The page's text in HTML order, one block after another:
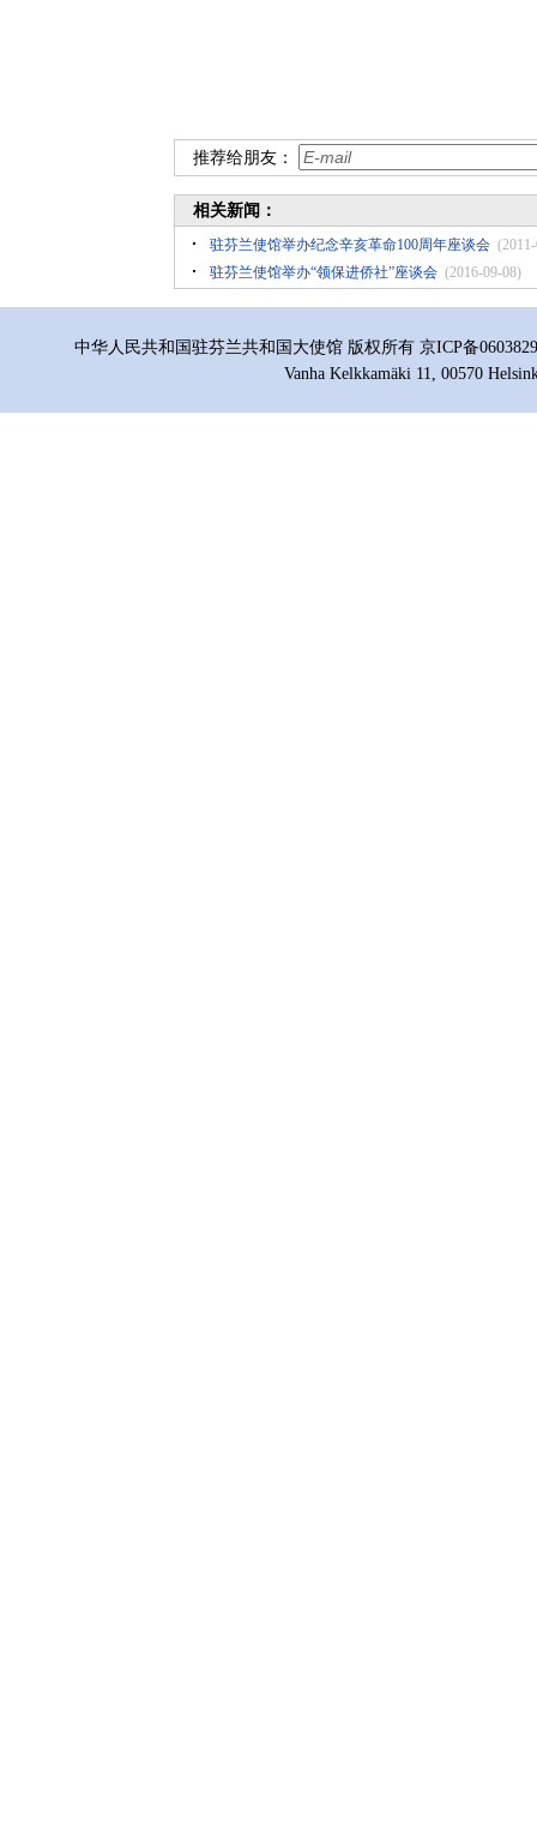
推荐给朋友：
相关新闻：
驻芬兰使馆举办纪念辛亥革命100周年座谈会
驻芬兰使馆举办“领保进侨社”座谈会 (2016-09-08)
中华人民共和国驻芬兰共和国大使馆 版权所有 京ICP备
Vanha Kelkkamäki 11, 00570